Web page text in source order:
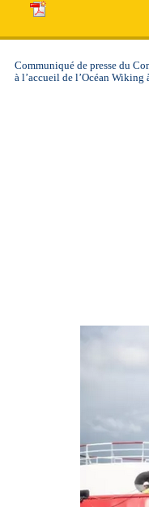
Communiqué de presse du
à l’accueil de l’Océan Wiking